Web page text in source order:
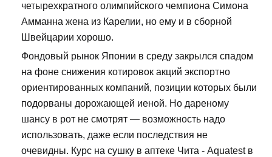
четырехкратного олимпийского чемпиона Симона
Амманна жена из Карелии, но ему и в сборной
Швейцарии хорошо.
Фондовый рынок Японии в среду закрылся спадом
на фоне снижения котировок акций экспортно
ориентированных компаний, позиции которых были
подорваны дорожающей иеной. Но дареному
шансу в рот не смотрят — возможность надо
использовать, даже если последствия не
очевидны. Курс на сушку в аптеке Чита - Aquatest в